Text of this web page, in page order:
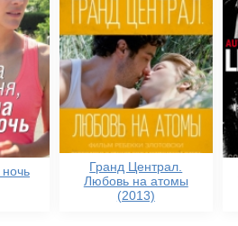
Гранд Централ.
Любовь на атомы
(2013)